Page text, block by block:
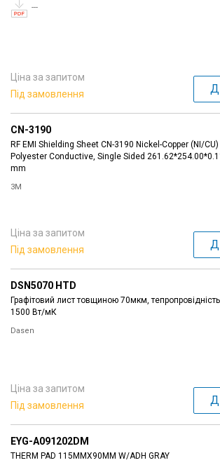
---
Ціна за запитом
Під замовлення
CN-3190
RF EMI Shielding Sheet CN-3190 Nickel-Copper (NI/CU)
Polyester Conductive, Single Sided
mm
3M
Ціна за запитом
Під замовлення
DSN5070 HTD
Графітовий лист товщиною 70мкм, тепропровідність
1500 Вт/мК
Dasen
Ціна за запитом
Під замовлення
EYG-A091202DM
THERM PAD 115MMX90MM W/ADH GRAY